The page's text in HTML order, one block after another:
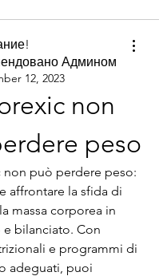
Админом
12, 2023
non
peso
non può perdere peso:
affrontare la sfida di
massa corporea in
bilanciato. Con
e programmi di
adeguati, puoi